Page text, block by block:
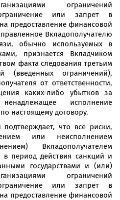
ограничений
или запрет в
предоставление финансовой
Вкладополучателю
обычно используемых в
признается Вкладчиком
факта следования третьим
ограничений),
от ответственности,
каких-либо убытков за
исполнение
настоящему договору.
что все риски,
или неисполнением
Вкладополучателем
в период действия санкций и
государствами и (или)
ограничений
или запрет в
предоставление финансовой